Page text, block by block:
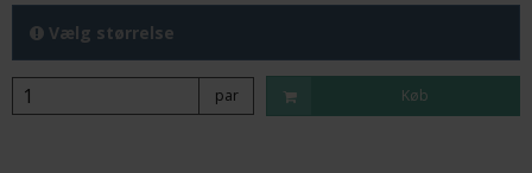
Vælg størrelse
par Køb